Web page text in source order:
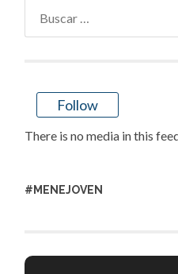
Follow
There is no media in this
#MENEJOVEN